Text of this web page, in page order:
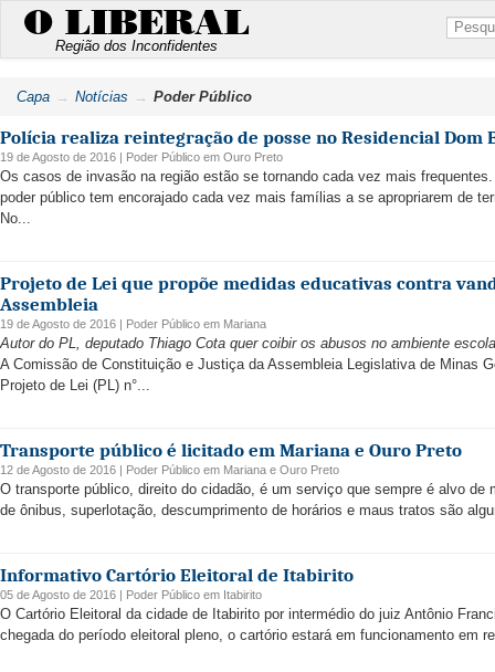
O LIBERAL
Região dos Inconfidentes
Capa Notícias Poder Público
Polícia realiza reintegração de posse no Residencial Dom
19 de Agosto de 2016 | Poder Público em Ouro Preto
Os casos de invasão na região estão se tornando cada vez mais
poder público tem encorajado cada vez mais famílias a se apropriarem de
No...
Projeto de Lei que propõe medidas educativas contra
Assembleia
19 de Agosto de 2016 | Poder Público em Mariana
Autor do PL, deputado Thiago Cota quer coibir os abusos no ambiente
A Comissão de Constituição e Justiça da Assembleia Legislativa de Minas
Projeto de Lei (PL) n°...
Transporte público é licitado em Mariana e Ouro Preto
12 de Agosto de 2016 | Poder Público em Mariana e Ouro Preto
O transporte público, direito do cidadão, é um serviço que sempre é alvo
de ônibus, superlotação, descumprimento de horários e maus tratos são
Informativo Cartório Eleitoral de Itabirito
05 de Agosto de 2016 | Poder Público em Itabirito
O Cartório Eleitoral da cidade de Itabirito por intermédio do juiz Antônio
chegada do período eleitoral pleno, o cartório estará em funcionamento em